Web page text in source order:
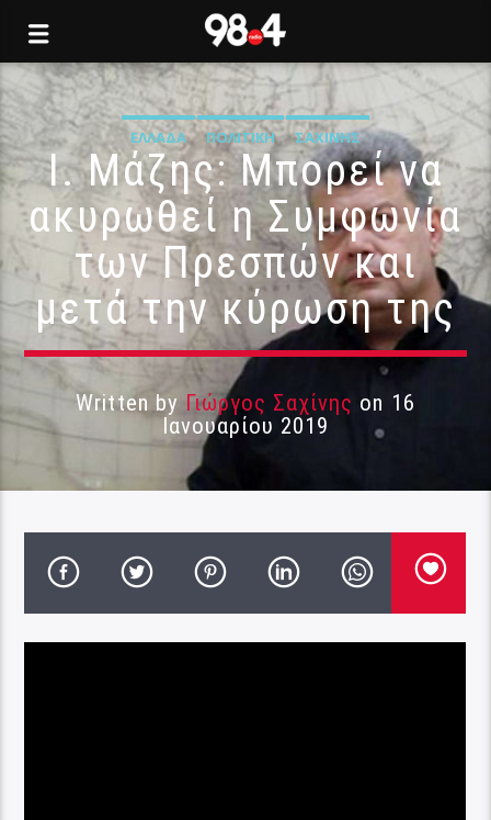
ΕΛΛΆΔΑ ΠΟΛΙΤΙΚΉ ΣΑΧΊΝΗΣ
Ι. Μάζης: Μπορεί να
ακυρωθεί η Συμφωνία
των Πρεσπών και
μετά την κύρωση της
Written by Γιώργος Σαχίνης on 16
Ιανουαρίου 2019